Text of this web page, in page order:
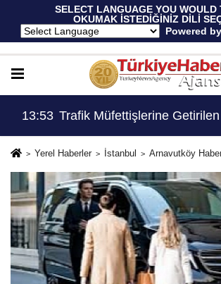
SELECT LANGUAGE YOU WOULD
OKUMAK İSTEDİĞİNİZ DİLİ
Powered by
Hapsi, 2 Milyon Lira Ceza..!
13:53 Trafik Müfettişlerine Getirilen
Yerel Haberler İstanbul Arnavutköy